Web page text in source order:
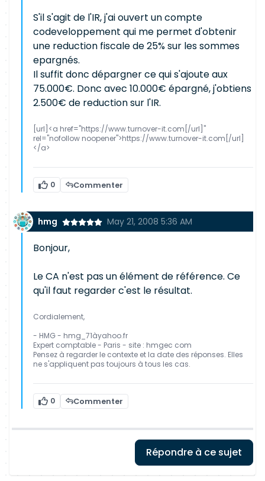
S'il s'agit de l'IR, j'ai ouvert un compte
codeveloppement qui me permet d'obtenir
une reduction fiscale de 25% sur les sommes
epargnés.
Il suffit donc dépargner ce qui s'ajoute aux
75.000€. Donc avec 10.000€ épargné, j'obtiens
2.500€ de reduction sur l'IR.
[url]<a href="https://www.turnover-it.com[/url]"
rel="nofollow noopener">https://www.turnover-it.com[/url]
</a>
0 Commenter
hmg May 21, 2008 5:36 AM
Bonjour,
Le CA n'est pas un élément de référence. Ce
qu'il faut regarder c'est le résultat.
Cordialement,
- HMG - hmg_71àyahoo.fr
Expert comptable - Paris - site : hmgec com
Pensez à regarder le contexte et la date des réponses. Elles
ne s'appliquent pas toujours à tous les cas.
0 Commenter
Répondre à ce sujet